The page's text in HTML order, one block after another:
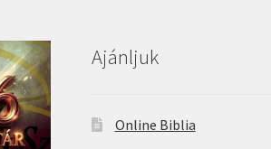
Ajánljuk
Online Biblia